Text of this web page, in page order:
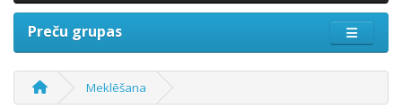
Preču grupas
Meklēšana